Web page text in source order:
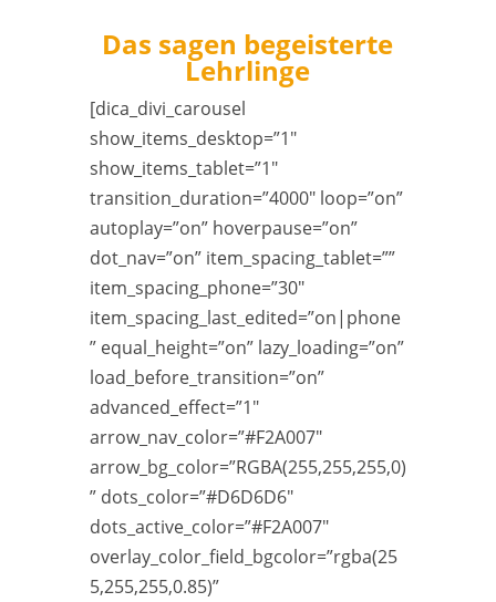
Das sagen begeisterte
Lehrlinge
[dica_divi_carousel
show_items_desktop=”1″
show_items_tablet=”1″
transition_duration=”4000″ loop=”on”
autoplay=”on” hoverpause=”on”
dot_nav=”on” item_spacing_tablet=””
item_spacing_phone=”30″
item_spacing_last_edited=”on|phone
” equal_height=”on” lazy_loading=”on”
load_before_transition=”on”
advanced_effect=”1″
arrow_nav_color=”#F2A007″
arrow_bg_color=”RGBA(255,255,255,0)
” dots_color=”#D6D6D6″
dots_active_color=”#F2A007″
overlay_color_field_bgcolor=”rgba(25
5,255,255,0.85)”